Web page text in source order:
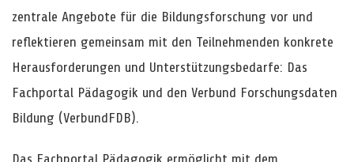
zentrale Angebote für die Bildungsforschung vor und
reflektieren gemeinsam mit den Teilnehmenden konkrete
Herausforderungen und Unterstützungsbedarfe: Das
Fachportal Pädagogik und den Verbund Forschungsdaten
Bildung (VerbundFDB).
Das Fachportal Pädagogik ermöglicht mit dem